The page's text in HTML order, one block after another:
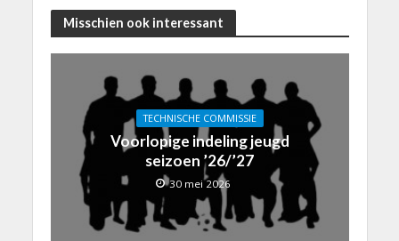
Misschien ook interessant
TECHNISCHE COMMISSIE
Voorlopige indeling jeugd
seizoen ’26/’27
30 mei 2026